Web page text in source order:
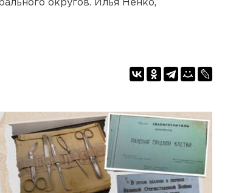
округов. Илья Ненко,